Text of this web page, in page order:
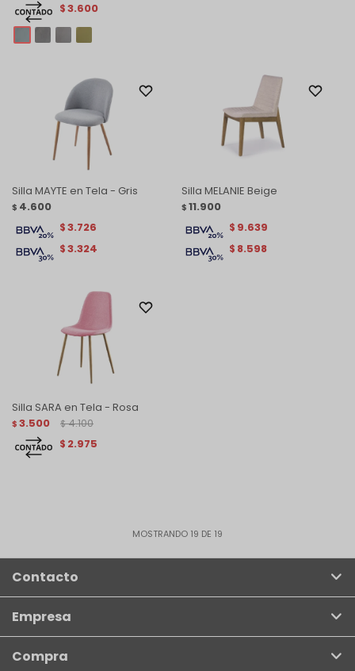
$3.600
Silla MAYTE en Tela - Gris
$ 4.600
$3.324
$3.726
Silla MELANIE Beige
$ 11.900
$ 8.598
$ 9.639
Silla SARA en Tela - Rosa
$ 3.500 $ 4.100
$ 2.975
MOSTRANDO 19 DE 19
Contacto
Empresa
Compra